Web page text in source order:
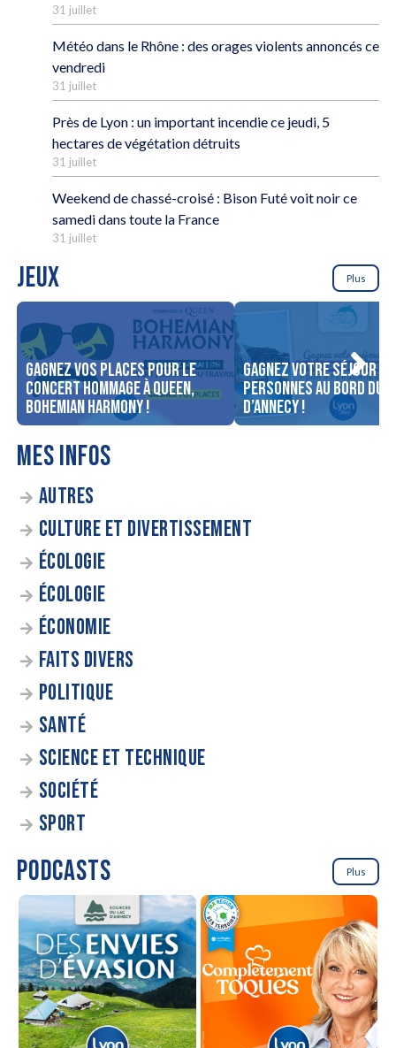
31 juillet
Météo dans le Rhône : des orages violents annoncés ce
vendredi
31 juillet
Près de Lyon : un important incendie ce jeudi, 5
hectares de végétation détruits
31 juillet
Weekend de chassé-croisé : Bison Futé voit noir ce
samedi dans toute la France
31 juillet
JEUX Plus
Gagnez vos places pour le
concert Hommage à Queen,
Bohemian Harmony !
Gagnez votre séjour
personnes au bord du
d’Annecy !
MES INFOS
AUTRES
CULTURE ET DIVERTISSEMENT
ÉCOLOGIE
ÉCOLOGIE
ÉCONOMIE
FAITS DIVERS
POLITIQUE
SANTÉ
SCIENCE ET TECHNIQUE
SOCIÉTÉ
SPORT
PODCASTS Plus